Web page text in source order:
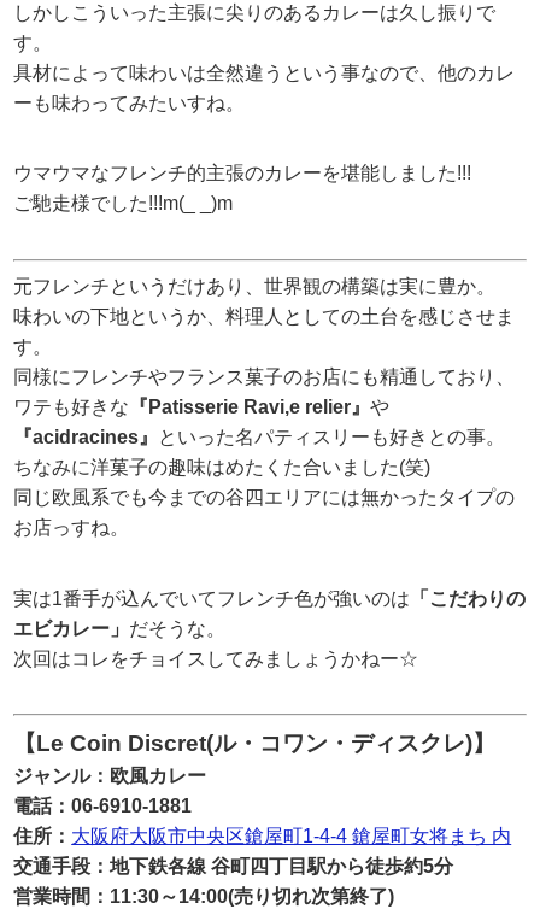
しかしこういった主張に尖りのあるカレーは久し振りで
す。
具材によって味わいは全然違うという事なので、他のカレ
ーも味わってみたいすね。
ウマウマなフレンチ的主張のカレーを堪能しました!!!
ご馳走様でした!!!m(_ _)m
元フレンチというだけあり、世界観の構築は実に豊か。
味わいの下地というか、料理人としての土台を感じさせま
す。
同様にフレンチやフランス菓子のお店にも精通しており、
ワテも好きな 『Patisserie Ravi,e relier』や
『acidracines』
といった名パティスリーも好きとの事。
ちなみに洋菓子の趣味はめたくた合いました(笑)
同じ欧風系でも今までの谷四エリアには無かったタイプの
お店っすね。
実は1番手が込んでいてフレンチ色が強いのは 「こだわりの
エビカレー」 だそうな。
次回はコレをチョイスしてみましょうかねー☆
【Le Coin Discret(ル・コワン・ディスクレ)】
ジャンル：欧風カレー
電話：06-6910-1881
住所： 大阪府大阪市中央区鎗屋町1-4-4 鎗屋町女将まち 内
交通手段：地下鉄各線 谷町四丁目駅から徒歩約5分
営業時間：11:30～14:00(売り切れ次第終了)